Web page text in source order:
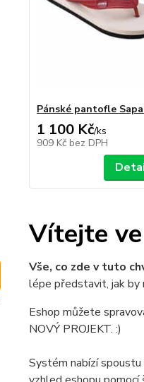
Pánské pantofle
1 100 Kč/ks
909 Kč bez DPH
Vítejte
Vše, co zde v tuto
lépe představit, jak by
Eshop můžete
NOVÝ PROJEKT. :)
Systém nabízí